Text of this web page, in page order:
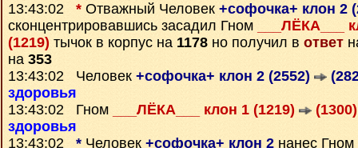
13:43:02 * Отважный Человек +софочка+ клон 2
сконцентрировавшись засадил Гном
___ЛЁКА___
(1219) тычок в корпус на 1178 но получил в ответ
на 353
13:43:02 Человек +софочка+ клон 2 (2552)
здоровья
13:43:02 Гном
___ЛЁКА___ клон 1 (1219) (1300)
здоровья
13:43:02 * Человек +софочка+ клон 2 нанес Гном